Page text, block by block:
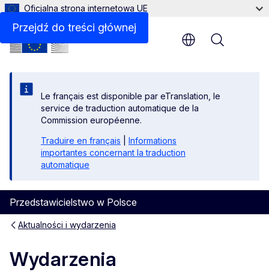
Przejdź do treści głównej
Oficjalna strona internetowa UE
Le français est disponible par eTranslation, le
service de traduction automatique de la
Commission européenne.
Traduire en français
Informations
importantes concernant la traduction
automatique
Przedstawicielstwo w Polsce
Menu
Aktualności i wydarzenia
Wydarzenia